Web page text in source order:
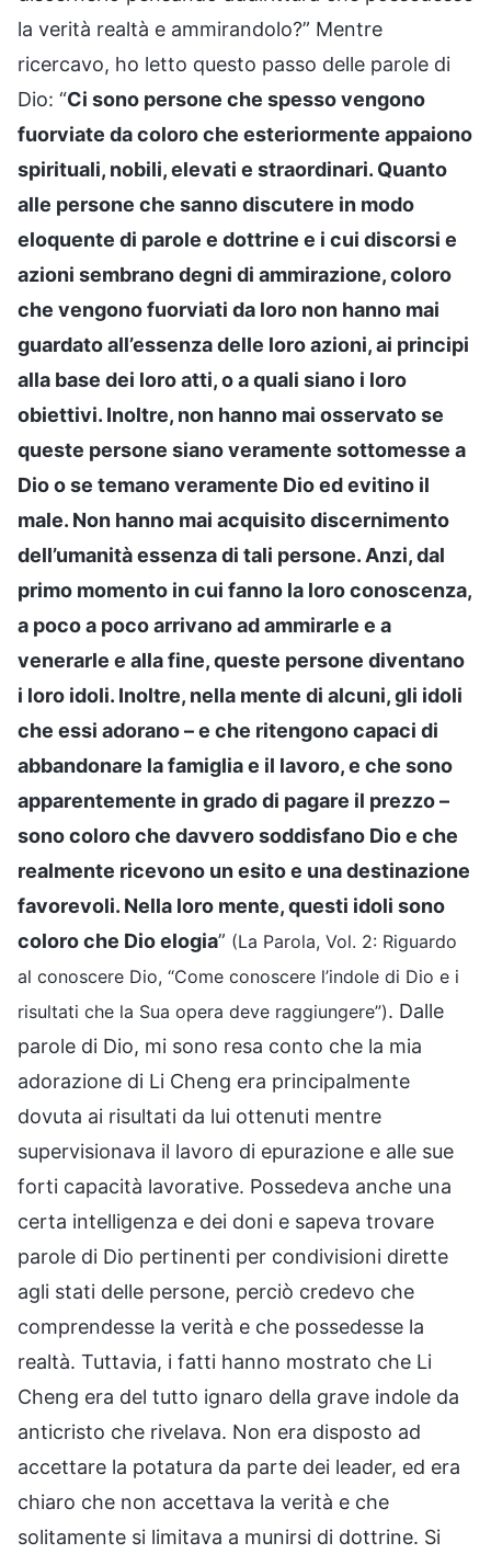
la verità realtà e ammirandolo?” Mentre
ricercavo, ho letto questo passo delle parole di
Dio: “Ci sono persone che spesso vengono
fuorviate da coloro che esteriormente appaiono
spirituali, nobili, elevati e straordinari. Quanto
alle persone che sanno discutere in modo
eloquente di parole e dottrine e i cui discorsi e
azioni sembrano degni di ammirazione, coloro
che vengono fuorviati da loro non hanno mai
guardato all’essenza delle loro azioni, ai principi
alla base dei loro atti, o a quali siano i loro
obiettivi. Inoltre, non hanno mai osservato se
queste persone siano veramente sottomesse a
Dio o se temano veramente Dio ed evitino il
male. Non hanno mai acquisito discernimento
dell’umanità essenza di tali persone. Anzi, dal
primo momento in cui fanno la loro conoscenza,
a poco a poco arrivano ad ammirarle e a
venerarle e alla fine, queste persone diventano
i loro idoli. Inoltre, nella mente di alcuni, gli idoli
che essi adorano – e che ritengono capaci di
abbandonare la famiglia e il lavoro, e che sono
apparentemente in grado di pagare il prezzo –
sono coloro che davvero soddisfano Dio e che
realmente ricevono un esito e una destinazione
favorevoli. Nella loro mente, questi idoli sono
coloro che Dio elogia” (La Parola, Vol. 2: Riguardo
al conoscere Dio, “Come conoscere l’indole di Dio e i
risultati che la Sua opera deve raggiungere”). Dalle
parole di Dio, mi sono resa conto che la mia
adorazione di Li Cheng era principalmente
dovuta ai risultati da lui ottenuti mentre
supervisionava il lavoro di epurazione e alle sue
forti capacità lavorative. Possedeva anche una
certa intelligenza e dei doni e sapeva trovare
parole di Dio pertinenti per condivisioni dirette
agli stati delle persone, perciò credevo che
comprendesse la verità e che possedesse la
realtà. Tuttavia, i fatti hanno mostrato che Li
Cheng era del tutto ignaro della grave indole da
anticristo che rivelava. Non era disposto ad
accettare la potatura da parte dei leader, ed era
chiaro che non accettava la verità e che
solitamente si limitava a munirsi di dottrine. Si